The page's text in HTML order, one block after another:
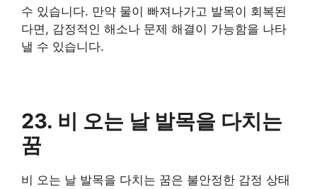
수 있습니다. 만약 물이 빠져나가고 발목이 회복된
다면, 감정적인 해소나 문제 해결이 가능함을 나타
낼 수 있습니다.
23. 비 오는 날 발목을 다치는
꿈
비 오는 날 발목을 다치는 꿈은 불안정한 감정 상태